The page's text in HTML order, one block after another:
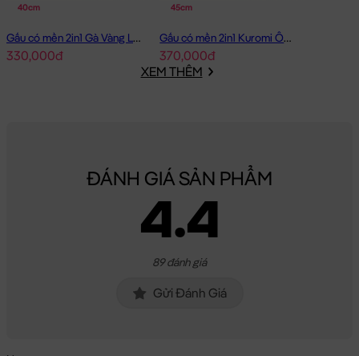
Gối ôm Ngôi Sao Lông Cừu Sky Babies được làm từ
chất liệu lông cao cấp, bên trong Gấu được nhồi 100% gòn trắng
đàn hồi tinh khiết, giúp Gối ôm Ngôi Sao Lông Cừu Sky Babies
lập tức bạn sẽ được tích lũy điểm =
giá trị đơn hàng đã mua
cho lần mua kế tiếp.
Đặc biệt, với số điện thoại đã đăng ký, Gấu Bông của
bạn mua sẽ được bảo hành đường chỉ may trọn đời tại Shop.
Gấu của bạn bị bung chỉ? bạn cứ mang gấu đến cửa hàng &
40cm
Gấu có mền 2in1 Gà Vàng Lông Smooth
330,000đ
45cm
Gấu có mền 2in1 Kuromi Ôm Dâu
370,000đ
XEM THÊM
ĐÁNH GIÁ SẢN PHẨM
4.4
89 đánh giá
Gửi Đánh Giá